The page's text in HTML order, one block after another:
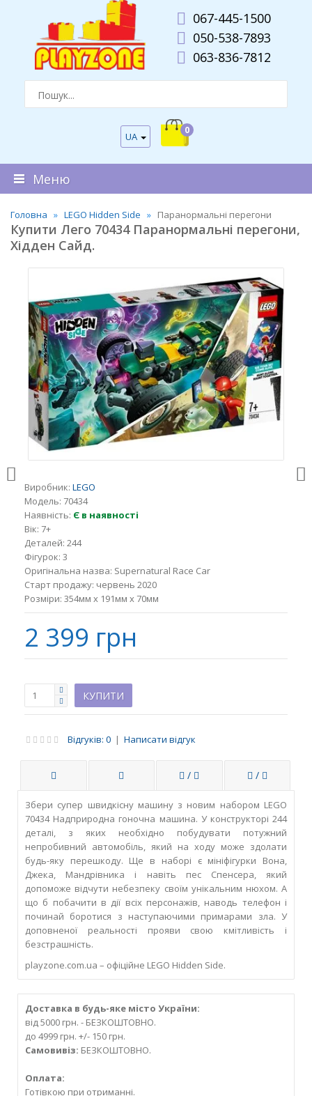
067-445-1500
050-538-7893
063-836-7812
UA
0
Меню
Головна LEGO Hidden Side Паранормальні перегони
Купити Лего 70434 Паранормальні перегони,
Хідден Сайд.
Виробник: LEGO
Модель: 70434
Наявність: Є в наявності
Вік: 7+
Деталей: 244
Фігурок: 3
Оригінальна назва: Supernatural Race Car
Старт продажу: червень 2020
Розміри: 354мм x 191мм x 70мм
2 399 грн
Відгуків: 0 | Написати відгук
/ /
Збери супер швидкісну машину з новим набором LEGO
70434 Надприродна гоночна машина. У конструкторі 244
деталі, з яких необхідно побудувати потужний
непробивний автомобіль, який на ходу може здолати
будь-яку перешкоду. Ще в наборі є мініфігурки Вона,
Джека, Мандрівника і навіть пес Спенсера, який
допоможе відчути небезпеку своїм унікальним нюхом. А
що б побачити в дії всіх персонажів, наводь телефон і
починай боротися з наступаючими примарами зла. У
доповненої реальності прояви свою кмітливість і
безстрашність.
playzone.com.ua – офіційне LEGO Hidden Side.
Доставка в будь-яке місто України:
від 5000 грн. - БЕЗКОШТОВНО.
до 4999 грн. +/- 150 грн.
Самовивіз: БЕЗКОШТОВНО.
Оплата:
Готівкою при отриманні.